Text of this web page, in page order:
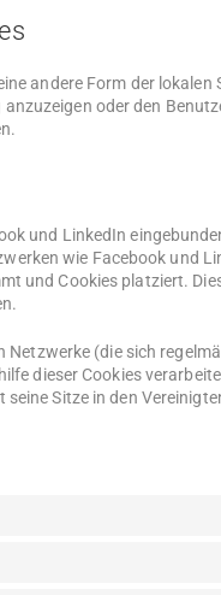
andere Form der lokalen
oder den
und LinkedIn
wie Facebook und
und Cookies platziert.
(die sich
dieser Cookies
Sitze in den